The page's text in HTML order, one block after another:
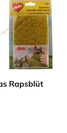
Rapsblüt